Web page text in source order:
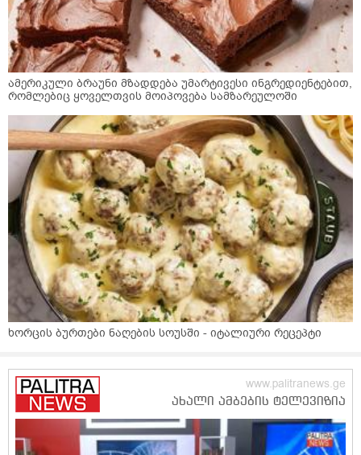
ამერიკული ბრაუნი მზადდება უმარტივესი ინგრედიენტებით,
რომლებიც ყოველთვის მოიპოვება სამზარეულოში
ხორცის ბურთები ნაღების სოუსში - იტალიური რეცეპტი